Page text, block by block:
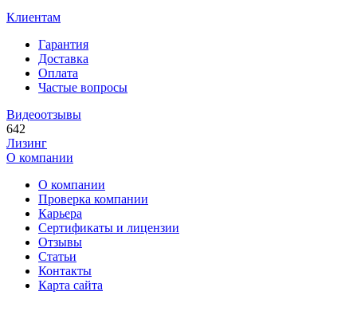
Клиентам
Гарантия
Доставка
Оплата
Частые вопросы
Видеоотзывы
642
Лизинг
О компании
О компании
Проверка компании
Карьера
Сертификаты и лицензии
Отзывы
Статьи
Контакты
Карта сайта